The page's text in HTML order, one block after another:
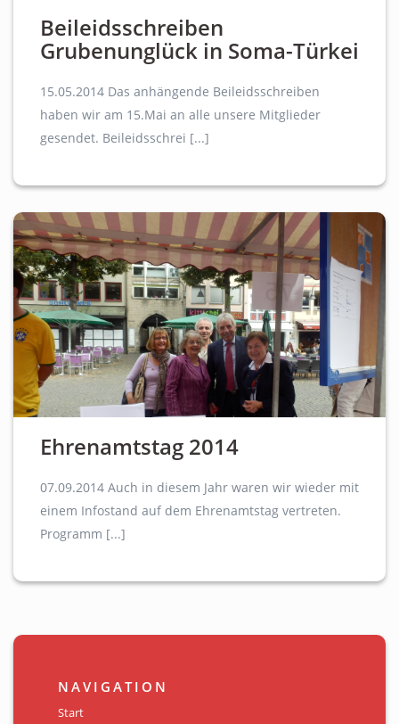
Beileidsschreiben
Grubenunglück in Soma-Türkei
15.05.2014 Das anhängende Beileidsschreiben
haben wir am 15.Mai an alle unsere Mitglieder
gesendet. Beileidsschrei [...]
Ehrenamtstag 2014
07.09.2014 Auch in diesem Jahr waren wir wieder mit
einem Infostand auf dem Ehrenamtstag vertreten.
Programm [...]
NAVIGATION
Start